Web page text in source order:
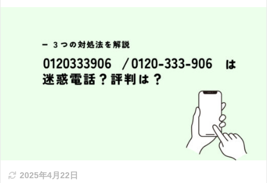
2025年4月22日